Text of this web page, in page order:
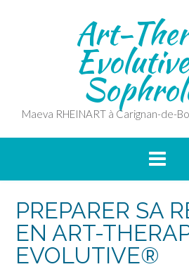
Art-
Maeva RHEINART à Carignan-de-
PREPARER SA
EN ART-
EVOLUTIVE®